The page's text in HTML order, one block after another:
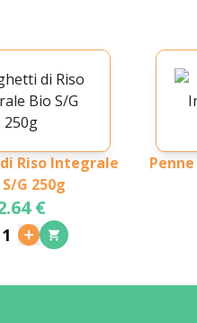
Riso Integrale
G 250g
€
1
Penne di